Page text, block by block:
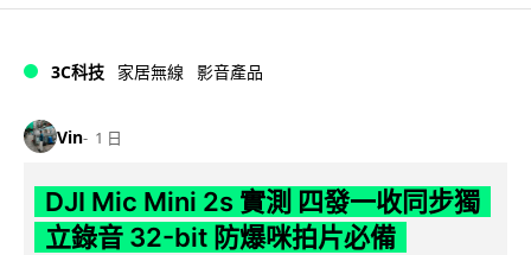
3C科技 家居無線 影音產品
Vin 1 日
DJI Mic Mini 2s 實測 四發一收同步獨
立錄音 32-bit 防爆咪拍片必備